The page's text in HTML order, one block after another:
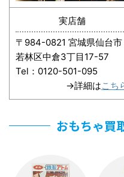
実店舗
〒984-0821 宮城県仙台市
若林区中倉3丁目17-57
Tel：0120-501-095
→詳細はこち
おもちゃ買